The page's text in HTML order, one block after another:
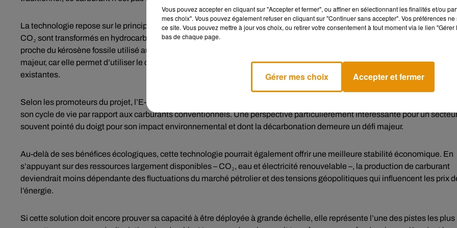
La technologie repose sur le principe du « Power-to-Liquid ». À l’aide d’un électrolyseur alimenté en énergie verte, l’eau et
CO₂ sont transformés en hydrocarbures liquides pouvant servir de carburant. Le résultat est un produit chimiquement très
proche du kérosène fossile utilisé aujourd’hui par les compagnies aériennes. Cette compatibilité constitue un avantage
majeur, car elle permet d’utiliser le carburant dans les avions actuels sans modifier les moteurs ni les infrastructures
existantes.
Selon les promoteurs du projet, l’E-Jet pourrait réduire jusqu’à 90 % des émissions de gaz à effet de serre sur l’ensemble de
son cycle de vie par rapport aux carburants conventionnels. Une perspective particulièrement intéressante pour un
souvent pointé du doigt pour son impact environnemental et dont la décarbonation demeure un défi majeur.
Au-delà de ses bénéfices écologiques, cette technologie pourrait également offrir une meilleure stabilité économique. En
s’appuyant sur des ressources largement disponibles – CO₂, eau et électricité renouvelable –, la production de carburant
deviendrait moins dépendante des fluctuations du marché pétrolier et des tensions géopolitiques qui influencent les prix
l’énergie.
Si cette solution doit encore prouver sa capacité à être déployée à grande échelle, elle représente l’une des pistes les plus
Vous pouvez accepter en cliquant sur "Accepter et fermer", ou affiner en sélectionnant les finalités et/ou
mes choix". Vous pouvez également refuser en cliquant sur "Continuer sans accepter". Vos préférences
ce site. Vous pouvez mettre à jour vos choix, ou retirer votre consentement à tout moment via le lien
bas de chaque page.
Gérer mes choix Accepter et fermer